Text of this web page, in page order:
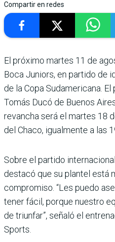
Compartir en redes
El próximo martes 11 de
Boca Juniors, en partido de
de la Copa Sudamericana.
Tomás Ducó de Buenos
revancha será el martes 18
del Chaco, igualmente a las
Sobre el partido
destacó que su plantel está
compromiso. “Les puedo
tener fácil, porque nuestro
de triunfar”, señaló el
Sports.